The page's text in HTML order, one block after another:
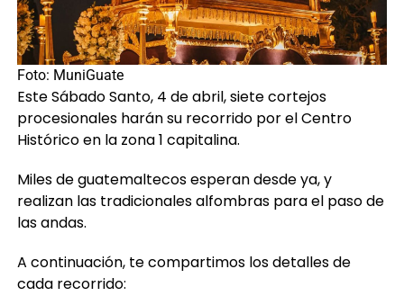
Foto: MuniGuate
Este Sábado Santo, 4 de abril, siete cortejos
procesionales harán su recorrido por el Centro
Histórico en la zona 1 capitalina.
Miles de guatemaltecos esperan desde ya, y
realizan las tradicionales alfombras para el paso de
las andas.
A continuación, te compartimos los detalles de
cada recorrido: